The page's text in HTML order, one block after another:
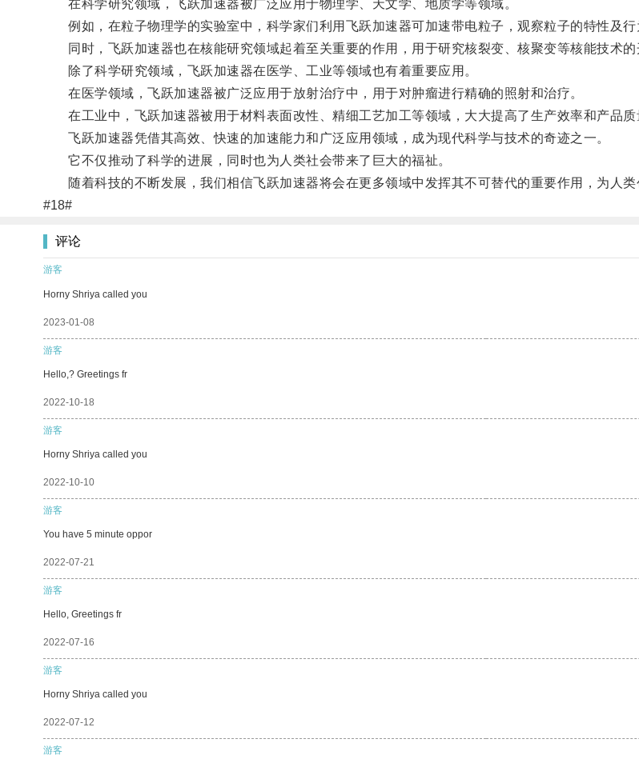
在科学研究领域，飞跃加速器被广泛应用于物理学、天文学、地质学等领域。
例如，在粒子物理学的实验室中，科学家们利用飞跃加速器可加速带电粒子，观察粒子的特性及行
同时，飞跃加速器也在核能研究领域起着至关重要的作用，用于研究核裂变、核聚变等核能技术的
除了科学研究领域，飞跃加速器在医学、工业等领域也有着重要应用。
在医学领域，飞跃加速器被广泛应用于放射治疗中，用于对肿瘤进行精确的照射和治疗。
在工业中，飞跃加速器被用于材料表面改性、精细工艺加工等领域，大大提高了生产效率和产品质
飞跃加速器凭借其高效、快速的加速能力和广泛应用领域，成为现代科学与技术的奇迹之一。
它不仅推动了科学的进展，同时也为人类社会带来了巨大的福祉。
随着科技的不断发展，我们相信飞跃加速器将会在更多领域中发挥其不可替代的重要作用，为人类
#18#
评论
游客
Horny Shriya called you
2023-01-08
游客
Hello,? Greetings fr
2022-10-18
游客
Horny Shriya called you
2022-10-10
游客
You have 5 minute oppor
2022-07-21
游客
Hello, Greetings fr
2022-07-16
游客
Horny Shriya called you
2022-07-12
游客